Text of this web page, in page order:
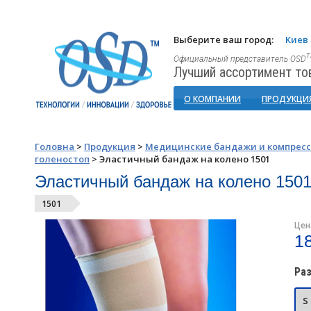
Выберите ваш город: Киев
Официальный представитель OSD
Лучший ассортимент
О КОМПАНИИ
Головна > Продукция > Медицинские бандажи и
голеностоп > Эластичный бандаж на колено 1501
Эластичный бандаж на колено 1501
1501
S